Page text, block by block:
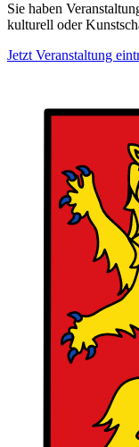
Sie haben
kulturell oder
Jetzt Veranstaltung